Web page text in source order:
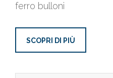
ferro bulloni
SCOPRI DI PIÙ